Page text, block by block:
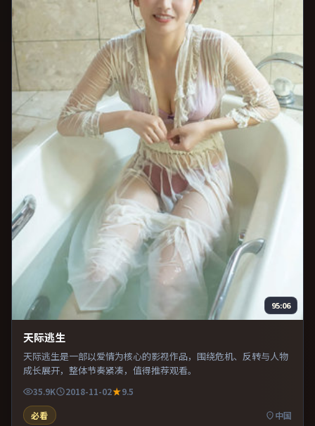
95:06
天际逃生
天际逃生是一部以爱情为核心的影视作品，围绕危机、反转与人物
成长展开，整体节奏紧凑，值得推荐观看。
35.9K 2018-11-02
9.5
必看
中国